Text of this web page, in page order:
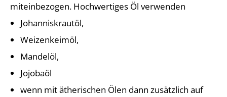
miteinbezogen. Hochwertiges Öl verwenden
Johanniskrautöl,
Weizenkeimöl,
Mandelöl,
Jojobaöl
wenn mit ätherischen Ölen dann zusätzlich auf